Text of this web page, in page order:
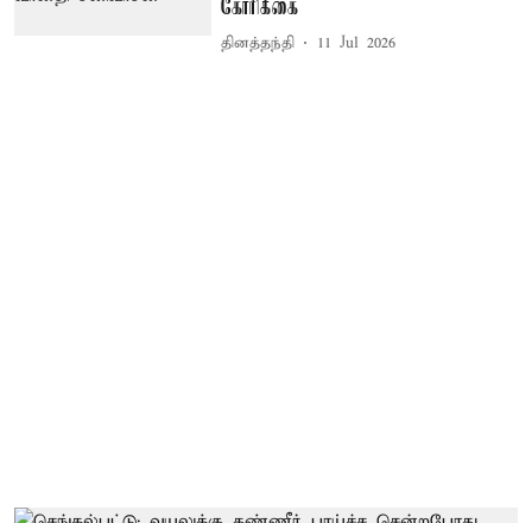
கோரிக்கை
தினத்தந்தி 11 Jul 2026